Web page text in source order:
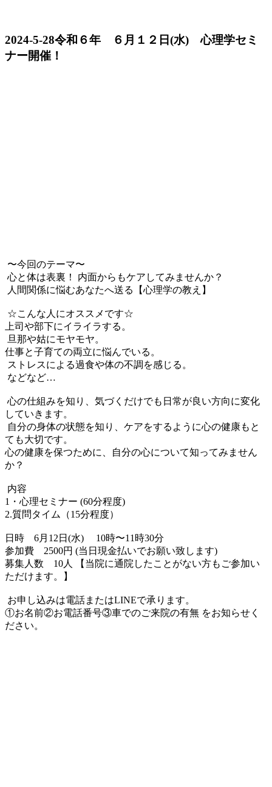
2024-5-28令和６年 ６月１２日(水) 心理学セミ
ナー開催！
〜今回のテーマ〜
心と体は表裏！ 内面からもケアしてみませんか？
人間関係に悩むあなたへ送る【心理学の教え】
☆こんな人にオススメです☆
上司や部下にイライラする。
旦那や姑にモヤモヤ。
仕事と子育ての両立に悩んでいる。
ストレスによる過食や体の不調を感じる。
などなど…
心の仕組みを知り、 気づくだけでも日常が良い方向に変化
していきます。
自分の身体の状態を知り、 ケアをするように心の健康もと
ても大切です。
心の健康を保つために、自分の心について知ってみません
か？
内容
1・心理セミナー (60分程度)
2.質問タイム（15分程度）
日時 6月12日(水) 10時〜11時30分
参加費 2500円 (当日現金払いでお願い致します)
募集人数 10人 【当院に通院したことがない方もご参加い
ただけます。】
お申し込みは電話またはLINEで承ります。
①お名前②お電話番号③車でのご来院の有無 をお知らせく
ださい。